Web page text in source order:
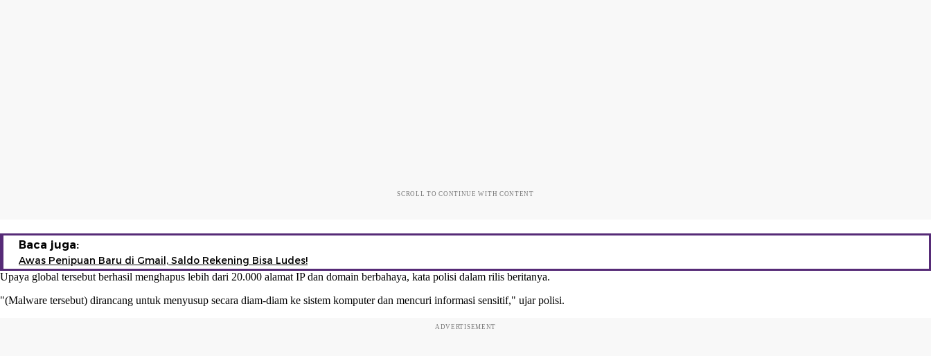
SCROLL TO CONTINUE WITH CONTENT
Baca juga:
Awas Penipuan Baru di Gmail, Saldo Rekening Bisa Ludes!
Upaya global tersebut berhasil menghapus lebih dari 20.000 alamat IP dan domain berbahaya, kata polisi dalam rilis beritanya.
"(Malware tersebut) dirancang untuk menyusup secara diam-diam ke sistem komputer dan mencuri informasi sensitif," ujar polisi.
ADVERTISEMENT